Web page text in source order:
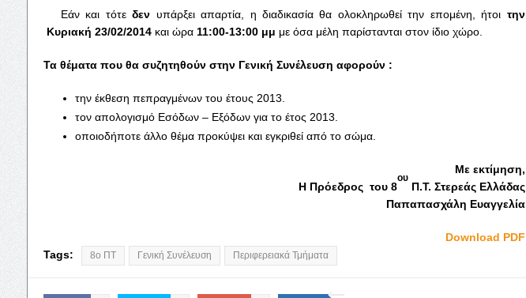
Εάν και τότεδεν υπάρξει απαρτία, η διαδικασία θα ολοκληρωθεί την επομένη, ήτοι την
Κυριακή 23/02/2014και ώρα 11:00-13:00 μμ με όσα μέλη παρίστανται στον ίδιο χώρο.
Τα θέματα που θα συζητηθούν στην Γενική Συνέλευση αφορούν :
την έκθεση πεπραγμένων του έτους 2013.
τον απολογισμό Εσόδων – Εξόδων για το έτος 2013.
οποιοδήποτε άλλο θέμα προκύψει και εγκριθεί από το σώμα.
Με εκτίμηση,
Η Πρόεδρος του 8
ου
Π.Τ. Στερεάς Ελλάδας
Παπαπασχάλη Ευαγγελία
Download PDF
Tags:
8ο ΠΤ Γενική Συνέλευση Περιφερειακά Τμήματα